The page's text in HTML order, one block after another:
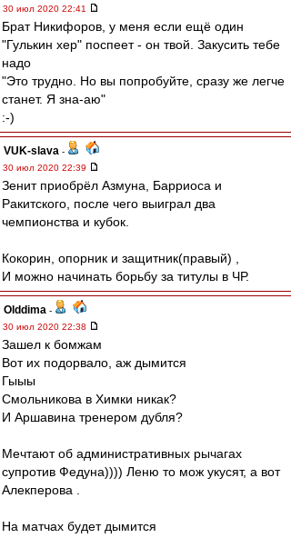
30 июл 2020 22:41
Брат Никифоров, у меня если ещё один
"Гулькин хер" поспеет - он твой. Закусить тебе
надо
"Это трудно. Но вы попробуйте, сразу же легче
станет. Я зна-аю"
:-)
VUK-slava -
30 июл 2020 22:39
Зенит приобрёл Азмуна, Барриоса и
Ракитского, после чего выиграл два
чемпионства и кубок.
Кокорин, опорник и защитник(правый) ,
И можно начинать борьбу за титулы в ЧР.
Olddima -
30 июл 2020 22:38
Зашел к бомжам
Вот их подорвало, аж дымится
Гыыы
Смольникова в Химки никак?
И Аршавина тренером дубля?
Мечтают об административных рычагах
супротив Федуна)))) Леню то мож укусят, а вот
Алекперова .
На матчах будет дымится